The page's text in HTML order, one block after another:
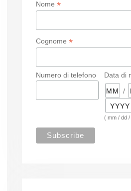
Nome*
Cognome*
Numero di telefono
Data di
/
( mm / dd